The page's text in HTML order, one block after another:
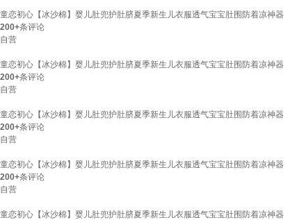
童恋初心【冰沙棉】婴儿肚兜护肚脐夏季新生儿衣服透气宝宝肚围防着凉神器
200+条评论
自营
童恋初心【冰沙棉】婴儿肚兜护肚脐夏季新生儿衣服透气宝宝肚围防着凉神器
200+条评论
自营
童恋初心【冰沙棉】婴儿肚兜护肚脐夏季新生儿衣服透气宝宝肚围防着凉神器
200+条评论
自营
童恋初心【冰沙棉】婴儿肚兜护肚脐夏季新生儿衣服透气宝宝肚围防着凉神器
200+条评论
自营
童恋初心【冰沙棉】婴儿肚兜护肚脐夏季新生儿衣服透气宝宝肚围防着凉神器